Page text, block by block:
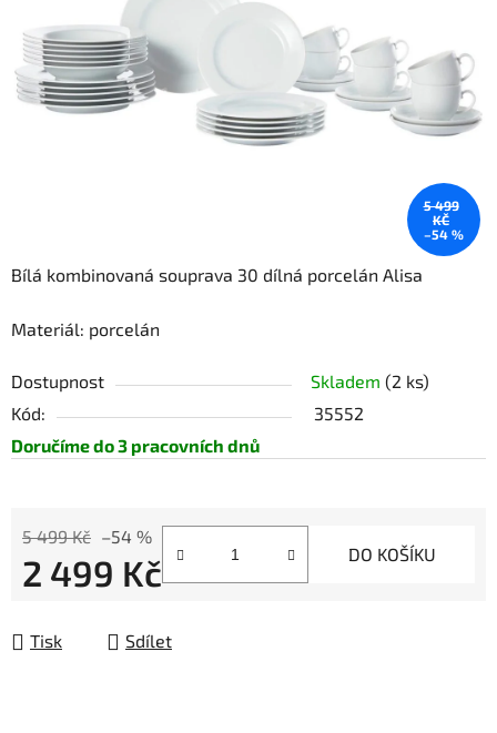
Bílá kombinovaná souprava 30 dílná porcelán Alisa
Materiál: porcelán
Dostupnost Skladem (2 ks)
Kód:
35552
Doručíme do 3 pracovních dnů
5 499 Kč –54 %
2 499 Kč DO KOŠÍKU
Tisk Sdílet
5 499
KČ
–54 %